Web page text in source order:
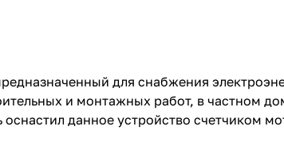
для снабжения
и монтажных работ, в частном
данное устройство счетчиком